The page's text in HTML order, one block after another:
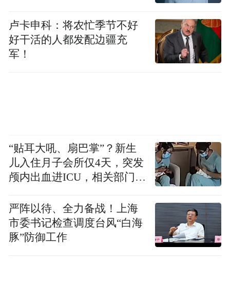
卢卡申科：将农忙季节不好
好干活的人都发配边疆充
军！
“贴耳大吼、扇巴掌”？新生
儿入住月子会所仅4天，突发
颅内出血进ICU，相关部门已
严阵以待、全力备战！上海
市委书记检查调度台风“白海
豚”防御工作